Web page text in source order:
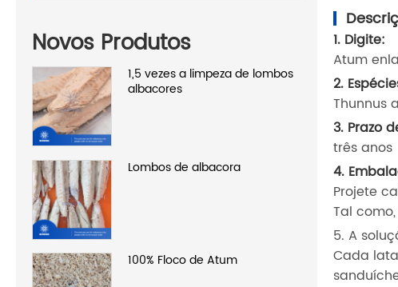
Novos Produtos
1,5 vezes a limpeza de lombos
albacores
Lombos de albacora
100% Floco de Atum
1. Digite:
Atum
2.
Thunnus
3. Prazo
três anos
4.
Projete
Tal
5. A
Cada